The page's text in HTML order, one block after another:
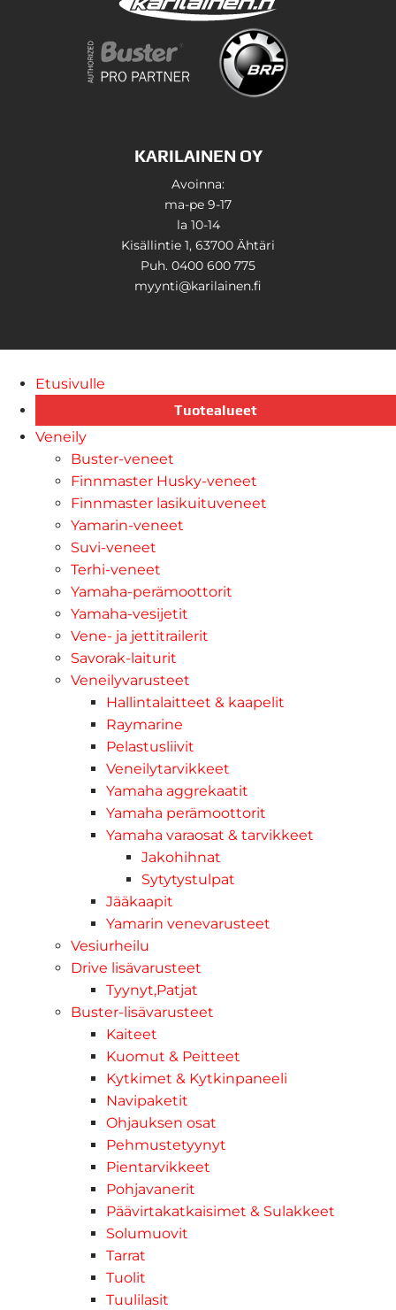
KARILAINEN OY
Avoinna:
ma-pe 9-17
la 10-14
Kisällintie 1, 63700 Ähtäri
Puh. 0400 600 775
myynti@karilainen.fi
Etusivulle
Tuotealueet
Veneily
Buster-veneet
Finnmaster Husky-veneet
Finnmaster lasikuituveneet
Yamarin-veneet
Suvi-veneet
Terhi-veneet
Yamaha-perämoottorit
Yamaha-vesijetit
Vene- ja jettitrailerit
Savorak-laiturit
Veneilyvarusteet
Hallintalaitteet & kaapelit
Raymarine
Pelastusliivit
Veneilytarvikkeet
Yamaha aggrekaatit
Yamaha perämoottorit
Yamaha varaosat & tarvikkeet
Jakohihnat
Sytytystulpat
Jääkaapit
Yamarin venevarusteet
Vesiurheilu
Drive lisävarusteet
Tyynyt,Patjat
Buster-lisävarusteet
Kaiteet
Kuomut & Peitteet
Kytkimet & Kytkinpaneeli
Navipaketit
Ohjauksen osat
Pehmustetyynyt
Pientarvikkeet
Pohjavanerit
Päävirtakatkaisimet & Sulakkeet
Solumuovit
Tarrat
Tuolit
Tuulilasit